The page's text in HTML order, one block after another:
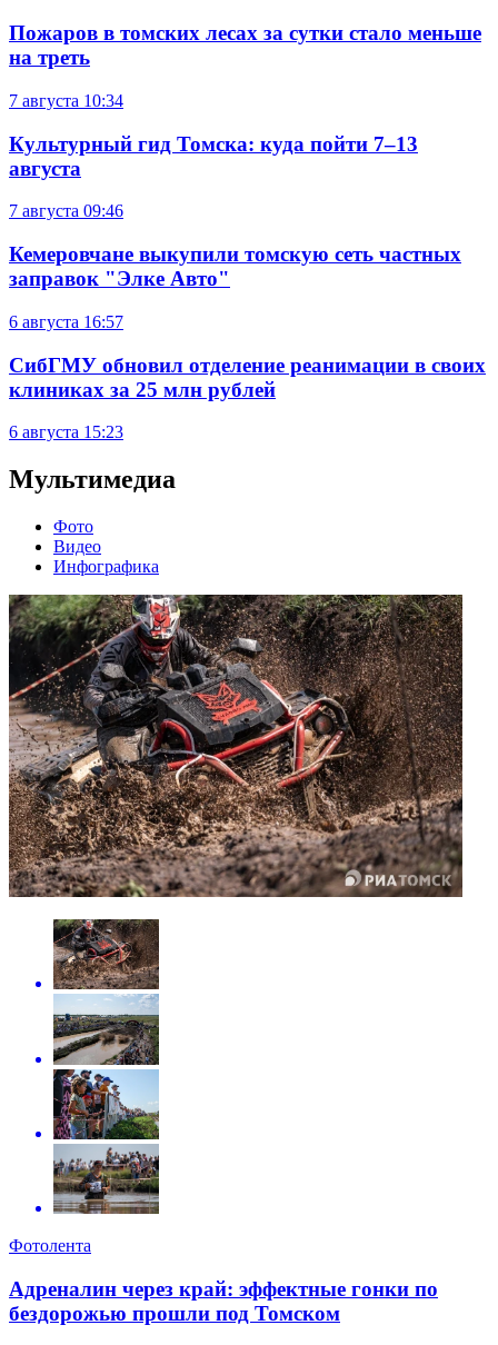
Пожаров в томских лесах за сутки стало меньше
на треть
7 августа 10:34
Культурный гид Томска: куда пойти 7–13
августа
7 августа 09:46
Кемеровчане выкупили томскую сеть частных
заправок "Элке Авто"
6 августа 16:57
СибГМУ обновил отделение реанимации в своих
клиниках за 25 млн рублей
6 августа 15:23
Мультимедиа
Фото
Видео
Инфографика
Фотолента
Адреналин через край: эффектные гонки по
бездорожью прошли под Томском